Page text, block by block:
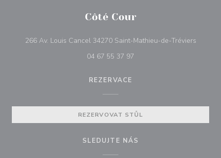
Côté Cour
266 Av. Louis Cancel 34270 Saint-Mathieu-de-Tréviers
04 67 55 37 97
REZERVACE
REZERVOVAT STŮL
SLEDUJTE NÁS